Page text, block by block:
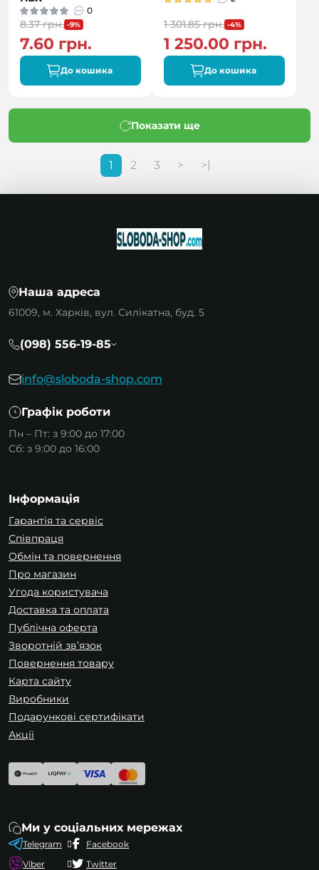
0
8.37 грн. -9%
7.60 грн.
До кошика
1 301.85 грн. -4%
1 250.00 грн.
До кошика
Показати ще
1 2 3 > >|
Наша адреса
61009, м. Харків, вул. Силікатна, буд. 5
(098) 556-19-85
info@sloboda-shop.com
Графік роботи
Пн – Пт: з 9:00 до 17:00
Сб: з 9:00 до 16:00
Інформація
Гарантія та сервіс
Співпраця
Обмін та повернення
Про магазин
Угода користувача
Доставка та оплата
Публічна оферта
Зворотній зв’язок
Повернення товару
Карта сайту
Виробники
Подарункові сертифікати
Акції
Ми у соціальних мережах
Telegram
Viber
Facebook
Twitter